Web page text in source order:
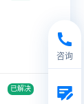
已解决
咨询